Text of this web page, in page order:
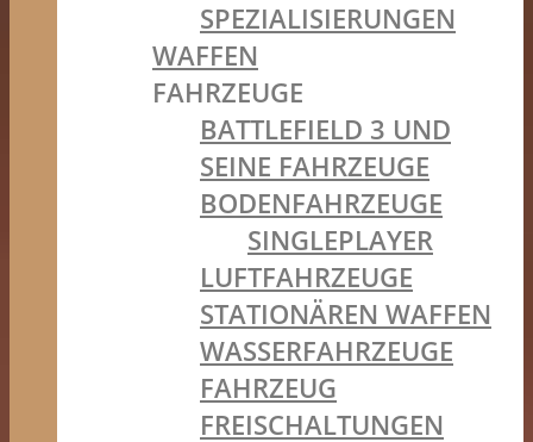
SPEZIALISIERUNGEN
WAFFEN
FAHRZEUGE
BATTLEFIELD 3 UND
SEINE FAHRZEUGE
BODENFAHRZEUGE
SINGLEPLAYER
LUFTFAHRZEUGE
STATIONÄREN WAFFEN
WASSERFAHRZEUGE
FAHRZEUG
FREISCHALTUNGEN